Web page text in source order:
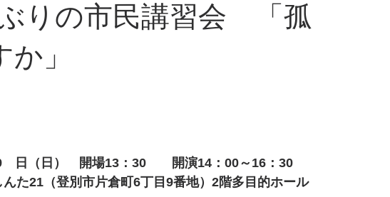
りの市民講習会 「孤
」
日（日）　開場13：30　　開演14：00～16：30
んた21（登別市片倉町6丁目9番地）2階多目的ホール